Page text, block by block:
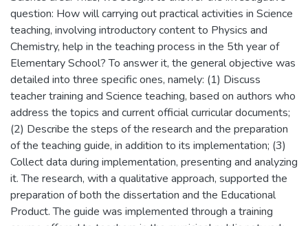
question: How will carrying out practical activities in Science
teaching, involving introductory content to Physics and
Chemistry, help in the teaching process in the 5th year of
Elementary School? To answer it, the general objective was
detailed into three specific ones, namely: (1) Discuss
teacher training and Science teaching, based on authors who
address the topics and current official curricular documents;
(2) Describe the steps of the research and the preparation
of the teaching guide, in addition to its implementation; (3)
Collect data during implementation, presenting and analyzing
it. The research, with a qualitative approach, supported the
preparation of both the dissertation and the Educational
Product. The guide was implemented through a training